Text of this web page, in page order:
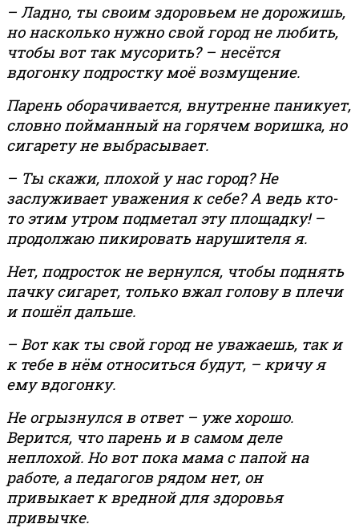
– Ладно, ты своим здоровьем не дорожишь,
но насколько нужно свой город не любить,
чтобы вот так мусорить? – несётся
вдогонку подростку моё возмущение.
Парень оборачивается, внутренне паникует,
словно пойманный на горячем воришка, но
сигарету не выбрасывает.
– Ты скажи, плохой у нас город? Не
заслуживает уважения к себе? А ведь кто-
то этим утром подметал эту площадку! –
продолжаю пикировать нарушителя я.
Нет, подросток не вернулся, чтобы поднять
пачку сигарет, только вжал голову в плечи
и пошёл дальше.
– Вот как ты свой город не уважаешь, так и
к тебе в нём относиться будут, – кричу я
ему вдогонку.
Не огрызнулся в ответ – уже хорошо.
Верится, что парень и в самом деле
неплохой. Но вот пока мама с папой на
работе, а педагогов рядом нет, он
привыкает к вредной для здоровья
привычке.